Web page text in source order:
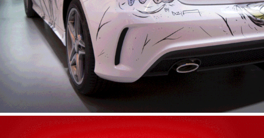
Mercedes me X Dzia Carpainting
2015